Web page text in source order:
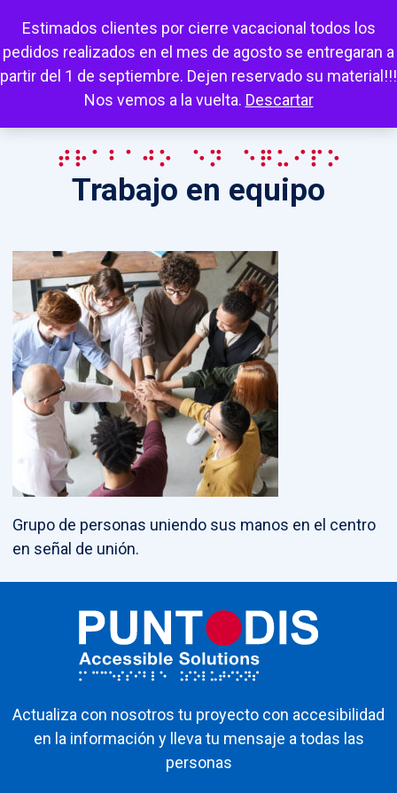
Estimados clientes por cierre vacacional todos los
pedidos realizados en el mes de agosto se entregaran a
partir del 1 de septiembre. Dejen reservado su material!!!
Nos vemos a la vuelta. Descartar
Mi cuenta Carrito Favoritos Escuchar
Trabajo en equipo
Trabajo en equipo
Grupo de personas uniendo sus manos en el centro
en señal de unión.
Actualiza con nosotros tu proyecto con accesibilidad
en la información y lleva tu mensaje a todas las
personas